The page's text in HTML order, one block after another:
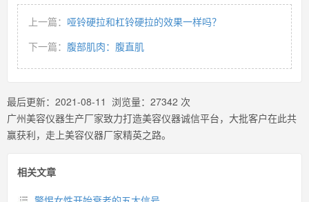
上一篇： 哑铃硬拉和杠铃硬拉的效果一样吗？
下一篇： 腹部肌肉：腹直肌
最后更新： 2021-08-11 浏览量： 27342 次
广州美容仪器生产厂家致力打造美容仪器诚信平台，大批客户在此共
赢获利，走上美容仪器厂家精英之路。
相关文章